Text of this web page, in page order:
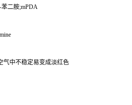
苯二胺;mPDA
气中不稳定易变成淡红色